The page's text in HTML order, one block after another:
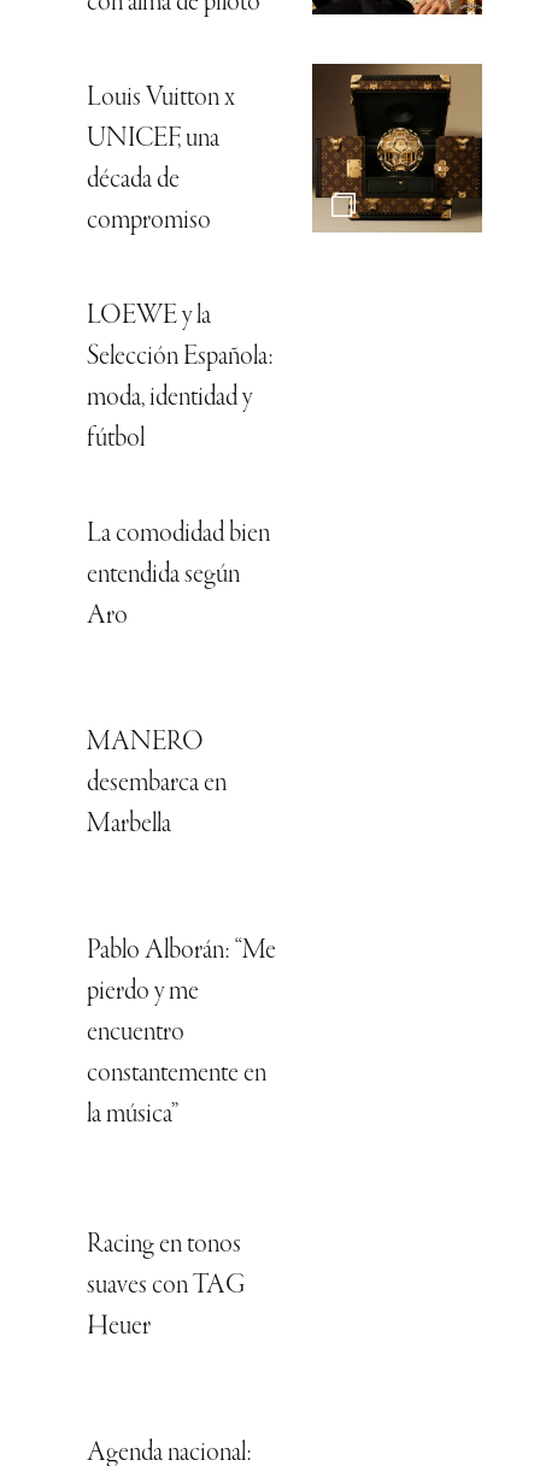
Louis Vuitton x
UNICEF, una
década de
compromiso
LOEWE y la
Selección Española:
moda, identidad y
fútbol
La comodidad bien
entendida según
Aro
MANERO
desembarca en
Marbella
Pablo Alborán: “Me
pierdo y me
encuentro
constantemente en
la música”
Racing en tonos
suaves con TAG
Heuer
Agenda nacional: